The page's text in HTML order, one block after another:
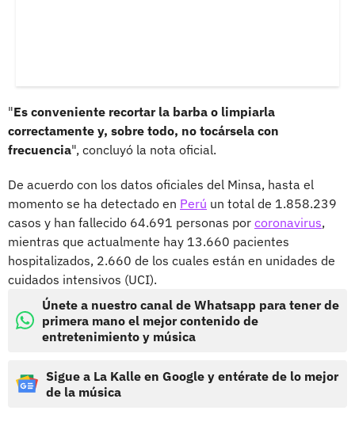
"Es conveniente recortar la barba o limpiarla
correctamente y, sobre todo, no tocársela con
frecuencia", concluyó la nota oficial.
De acuerdo con los datos oficiales del Minsa, hasta el
momento se ha detectado en Perú un total de 1.858.239
casos y han fallecido 64.691 personas por coronavirus,
mientras que actualmente hay 13.660 pacientes
hospitalizados, 2.660 de los cuales están en unidades de
cuidados intensivos (UCI).
Únete a nuestro canal de Whatsapp para tener de
primera mano el mejor contenido de
entretenimiento y música
Sigue a La Kalle en Google y entérate de lo mejor
de la música